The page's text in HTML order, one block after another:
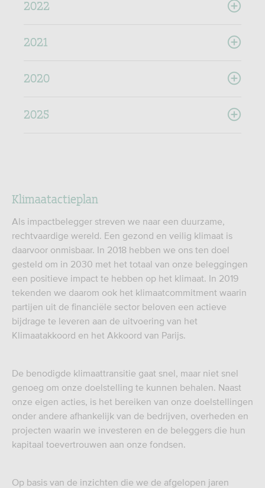
2022
2021
2020
2025
Klimaatactieplan
Als impactbelegger streven we naar een duurzame,
rechtvaardige wereld. Een gezond en veilig klimaat is
daarvoor onmisbaar. In 2018 hebben we ons ten doel
gesteld om in 2030 met het totaal van onze beleggingen
een positieve impact te hebben op het klimaat. In 2019
tekenden we daarom ook het klimaatcommitment waarin
partijen uit de financiële sector beloven een actieve
bijdrage te leveren aan de uitvoering van het
Klimaatakkoord en het Akkoord van Parijs.
De benodigde klimaattransitie gaat snel, maar niet snel
genoeg om onze doelstelling te kunnen behalen. Naast
onze eigen acties, is het bereiken van onze doelstellingen
onder andere afhankelijk van de bedrijven, overheden en
projecten waarin we investeren en de beleggers die hun
kapitaal toevertrouwen aan onze fondsen.
Op basis van de inzichten die we de afgelopen jaren